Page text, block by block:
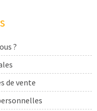
?
de vente